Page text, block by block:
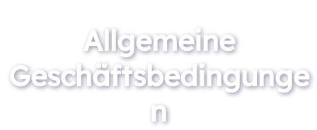
Allgemeine
Geschäftsbedingunge
n